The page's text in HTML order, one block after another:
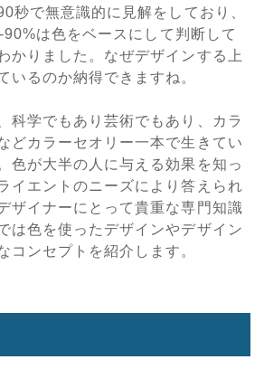
秒で無意識的に見解をしており、
は色をベースにして判断して
かりました。なぜデザインする上
いるのか納得できますね。
科学でもあり芸術でもあり、カラ
どカラーセオリー一本で生きてい
色が大半の人に与える効果を知っ
イエントのニーズにより答えられ
ザイナーにとって貴重な専門知識
は色を使ったデザインやデザイン
コンセプトを紹介します。